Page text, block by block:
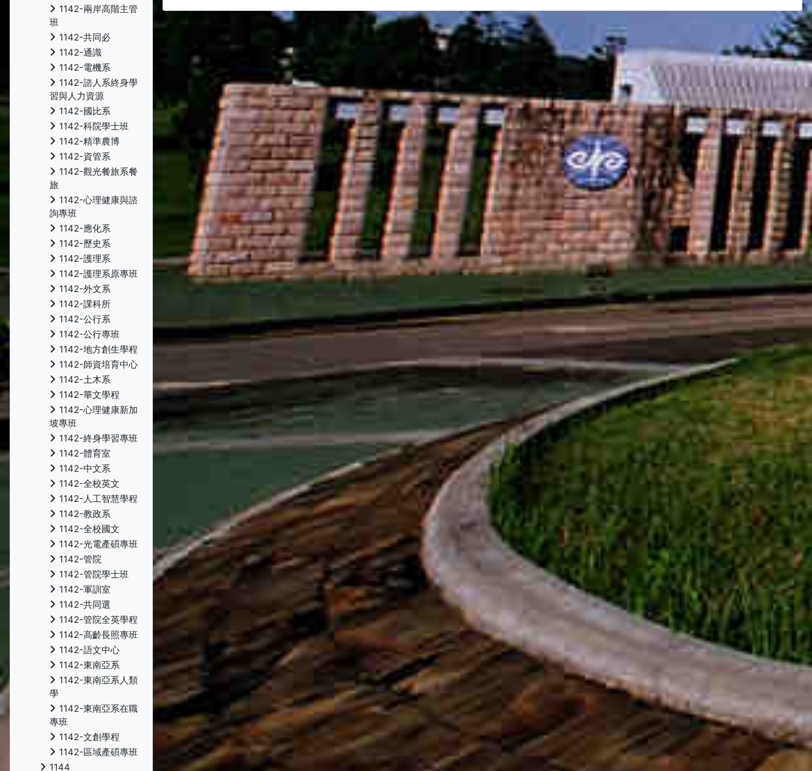
1142-兩岸高階主管
班
1142-共同必
1142-通識
1142-電機系
1142-諮人系終身學
習與人力資源
1142-國比系
1142-科院學士班
1142-精準農博
1142-資管系
1142-觀光餐旅系餐
旅
1142-心理健康與諮
詢專班
1142-應化系
1142-歷史系
1142-護理系
1142-護理系原專班
1142-外文系
1142-課科所
1142-公行系
1142-公行專班
1142-地方創生學程
1142-師資培育中心
1142-土木系
1142-華文學程
1142-心理健康新加
坡專班
1142-終身學習專班
1142-體育室
1142-中文系
1142-全校英文
1142-人工智慧學程
1142-教政系
1142-全校國文
1142-光電產碩專班
1142-管院
1142-管院學士班
1142-軍訓室
1142-共同選
1142-管院全英學程
1142-高齡長照專班
1142-語文中心
1142-東南亞系
1142-東南亞系人類
學
1142-東南亞系在職
專班
1142-文創學程
1142-區域產碩專班
1144